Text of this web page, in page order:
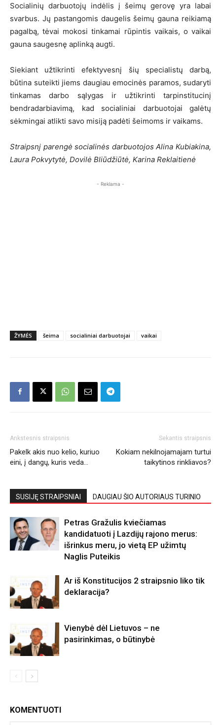
Socialinių darbuotojų indėlis į šeimų gerovę yra labai
svarbus. Jų pastangomis daugelis šeimų gauna reikiamą
pagalbą, tėvai mokosi tinkamai rūpintis vaikais, o vaikai
gauna saugesnę aplinką augti.
Siekiant užtikrinti efektyvesnį šių specialistų darbą,
būtina suteikti jiems daugiau emocinės paramos, sudaryti
tinkamas darbo sąlygas ir užtikrinti tarpinstitucinį
bendradarbiavimą, kad socialiniai darbuotojai galėtų
sėkmingai atlikti savo misiją padėti šeimoms ir vaikams.
Straipsnį parengė socialinės darbuotojos Alina Kubiakina,
Laura Pokvytytė, Dovilė Bliūdžiūtė, Karina Reklaitienė
- Reklama -
ŽYMĖS šeima socialiniai darbuotojai vaikai
Ankstesnis straipsnis
Pakelk akis nuo kelio, kuriuo
eini, į dangų, kuris veda…
Sekantis straipsnis
Kokiam nekilnojamajam turtui
taikytinos rinkliavos?
SUSIJĘ STRAIPSNIAI DAUGIAU ŠIO AUTORIAUS TURINIO
Petras Gražulis kviečiamas
kandidatuoti į Lazdijų rajono merus:
išrinkus meru, jo vietą EP užimtų
Naglis Puteikis
Ar iš Konstitucijos 2 straipsnio liko tik
deklaracija?
Vienybė dėl Lietuvos – ne
pasirinkimas, o būtinybė
KOMENTUOTI